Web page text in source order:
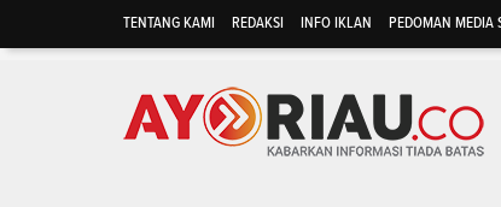
TENTANG KAMI REDAKSI INFO IKLAN PEDOMAN MEDIA